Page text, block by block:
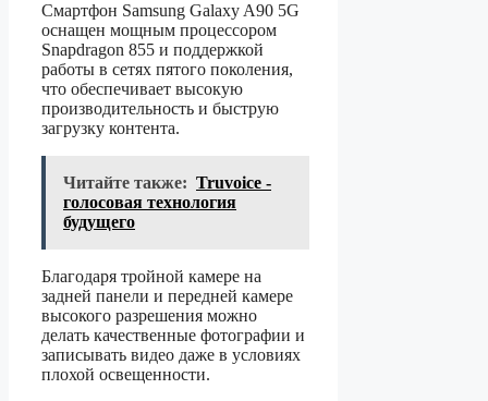
Смартфон Samsung Galaxy A90 5G
оснащен мощным процессором
Snapdragon 855 и поддержкой
работы в сетях пятого поколения,
что обеспечивает высокую
производительность и быструю
загрузку контента.
Читайте также: Truvoice -
голосовая технология
будущего
Благодаря тройной камере на
задней панели и передней камере
высокого разрешения можно
делать качественные фотографии и
записывать видео даже в условиях
плохой освещенности.